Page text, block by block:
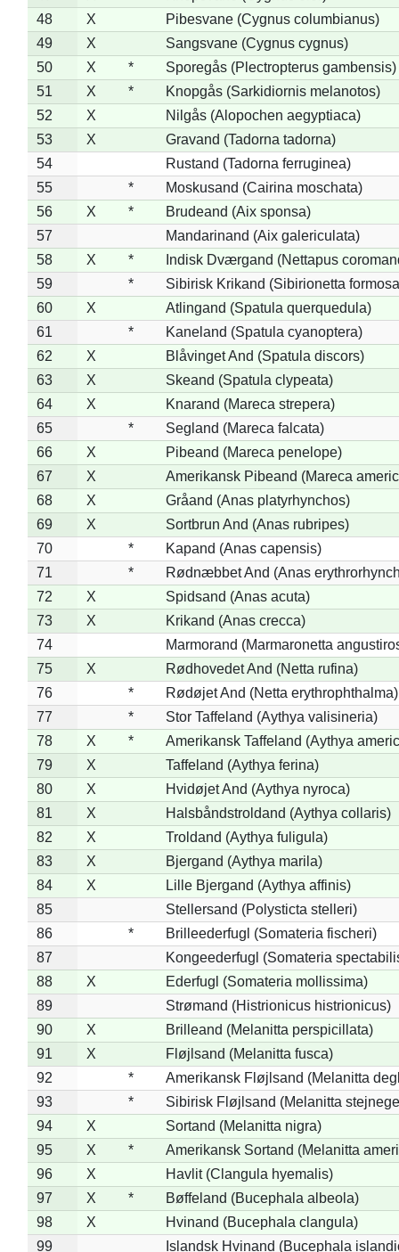
48
X
Pibesvane (Cygnus columbianus)
49
X
Sangsvane (Cygnus cygnus)
50
X *
Sporegås (Plectropterus gambensis)
51
X *
Knopgås (Sarkidiornis melanotos)
52
X
Nilgås (Alopochen aegyptiaca)
53
X
Gravand (Tadorna tadorna)
54
Rustand (Tadorna ferruginea)
55
*
Moskusand (Cairina moschata)
56
X *
Brudeand (Aix sponsa)
57
Mandarinand (Aix galericulata)
58
X *
Indisk Dværgand (Nettapus
59
*
Sibirisk Krikand (Sibirionetta
60
X
Atlingand (Spatula querquedula)
61
*
Kaneland (Spatula cyanoptera)
62
X
Blåvinget And (Spatula discors)
63
X
Skeand (Spatula clypeata)
64
X
Knarand (Mareca strepera)
65
*
Segland (Mareca falcata)
66
X
Pibeand (Mareca penelope)
67
X
Amerikansk Pibeand (Mareca
68
X
Gråand (Anas platyrhynchos)
69
X
Sortbrun And (Anas rubripes)
70
*
Kapand (Anas capensis)
71
*
Rødnæbbet And (Anas
72
X
Spidsand (Anas acuta)
73
X
Krikand (Anas crecca)
74
Marmorand (Marmaronetta
75
X
Rødhovedet And (Netta rufina)
76
*
Rødøjet And (Netta erythrophthalma)
77
*
Stor Taffeland (Aythya valisineria)
78
X *
Amerikansk Taffeland (Aythya
79
X
Taffeland (Aythya ferina)
80
X
Hvidøjet And (Aythya nyroca)
81
X
Halsbåndstroldand (Aythya collaris)
82
X
Troldand (Aythya fuligula)
83
X
Bjergand (Aythya marila)
84
X
Lille Bjergand (Aythya affinis)
85
Stellersand (Polysticta stelleri)
86
*
Brilleederfugl (Somateria fischeri)
87
Kongeederfugl (Somateria
88
X
Ederfugl (Somateria mollissima)
89
Strømand (Histrionicus histrionicus)
90
X
Brilleand (Melanitta perspicillata)
91
X
Fløjlsand (Melanitta fusca)
92
*
Amerikansk Fløjlsand (Melanitta
93
*
Sibirisk Fløjlsand (Melanitta
94
X
Sortand (Melanitta nigra)
95
X *
Amerikansk Sortand (Melanitta
96
X
Havlit (Clangula hyemalis)
97
X *
Bøffeland (Bucephala albeola)
98
X
Hvinand (Bucephala clangula)
99
Islandsk Hvinand (Bucephala